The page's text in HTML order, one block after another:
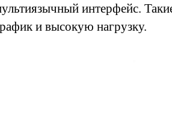
интерфейс.
и высокую нагрузку.